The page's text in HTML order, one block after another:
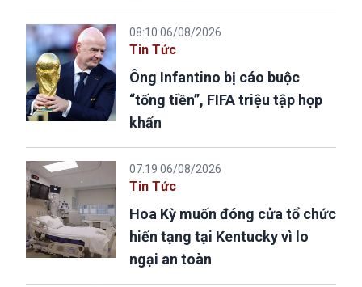
08:10 06/08/2026
Tin Tức
Ông Infantino bị cáo buộc
“tống tiền”, FIFA triệu tập họp
khẩn
07:19 06/08/2026
Tin Tức
Hoa Kỳ muốn đóng cửa tổ chức
hiến tạng tại Kentucky vì lo
ngại an toàn